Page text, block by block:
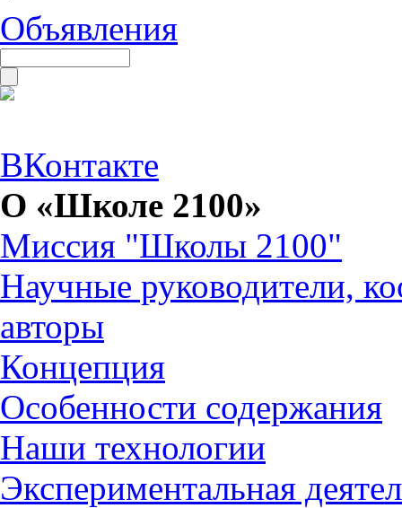
Объявления
ВКонтакте
О «Школе 2100»
Миссия "Школы 2100"
Научные руководители,
авторы
Концепция
Особенности содержания
Наши технологии
Экспериментальная